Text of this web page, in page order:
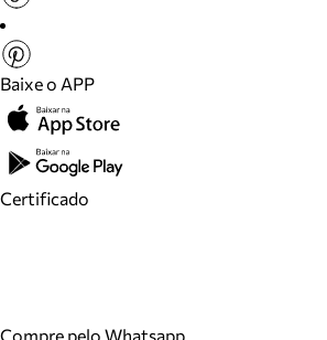
Baixe o APP
Certificado
Compre pelo Whatsapp